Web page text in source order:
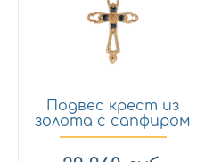
Подвес крест из
золота с сапфиром
Кло...